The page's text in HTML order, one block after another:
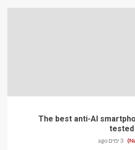
The best anti-AI
tested
3 ימים ago